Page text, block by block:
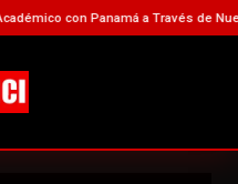
con Panamá a Través de Nuevas